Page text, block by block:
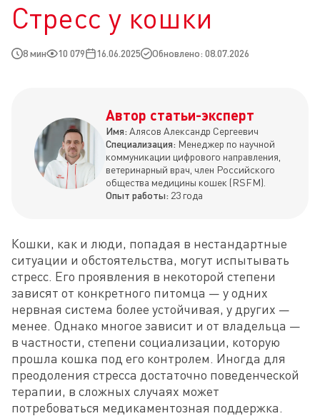
Стресс у кошки
8 мин 10 079 16.06.2025 Обновлено: 08.07.2026
Автор статьи-эксперт
Имя: Алясов Александр Сергеевич
Специализация: Менеджер по научной
коммуникации цифрового направления,
ветеринарный врач, член Российского
общества медицины кошек (RSFM).
Опыт работы: 23 года
Кошки, как и люди, попадая в нестандартные
ситуации и обстоятельства, могут испытывать
стресс. Его проявления в некоторой степени
зависят от конкретного питомца — у одних
нервная система более устойчивая, у других —
менее. Однако многое зависит и от владельца —
в частности, степени социализации, которую
прошла кошка под его контролем. Иногда для
преодоления стресса достаточно поведенческой
терапии, в сложных случаях может
потребоваться медикаментозная поддержка.